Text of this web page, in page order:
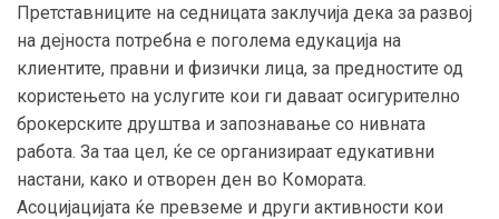
Претставниците на седницата заклучија дека за развој
на дејноста потребна е поголема едукација на
клиентите, правни и физички лица, за предностите од
користењето на услугите кои ги даваат осигурително
брокерските друштва и запознавање со нивната
работа. За таа цел, ќе се организираат едукативни
настани, како и отворен ден во Комората.
Асоцијацијата ќе превземе и други активности кои